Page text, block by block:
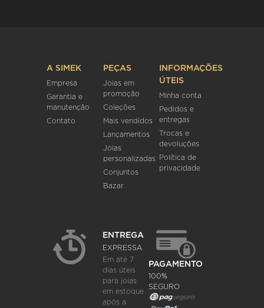
A SIMEK
Empresa
Garantia e
manutenção
Contato
PEÇAS
Joias em
promoção
Coleções
Mais vendidos
Lançamentos
Joias
personalizadas
Conjuntos
Bazar
INFORMAÇÕES
ÚTEIS
Minha conta
Pedidos e
entregas
Trocas e
devoluções
Política de
privacidade
ENTREGA
EXPRESSA
Em até 7
dias úteis
para joias
em estoque
após a
PAGAMENTO
100%
SEGURO